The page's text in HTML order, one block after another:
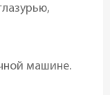
машине.